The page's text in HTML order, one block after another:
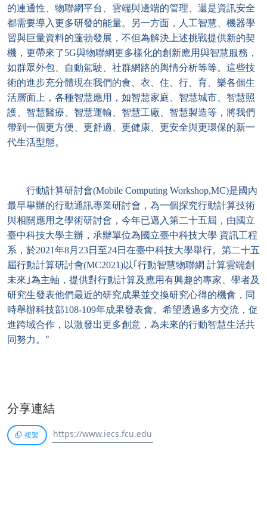
的連通性、物聯網平台、雲端與邊端的管理、還是資訊安全
都需要導入更多研發的能量。另一方面，人工智慧、機器學
習與巨量資料的蓬勃發展，不但為解決上述挑戰提供新的契
機，更帶來了5G與物聯網更多樣化的創新應用與智慧服務，
如群眾外包、自動駕駛、社群網路的輿情分析等等。這些技
術的進步充分體現在我們的食、衣、住、行、育、樂各個生
活層面上，各種智慧應用，如智慧家庭、智慧城市、智慧照
護、智慧醫療、智慧運輸、智慧工廠、智慧製造等，將我們
帶到一個更方便、更舒適、更健康、更安全與更環保的新一
代生活型態。
行動計算研討會(Mobile Computing Workshop,MC)是國內
最早舉辦的行動通訊專業研討會，為一個探究行動計算技術
與相關應用之學術研討會，今年已邁入第二十五屆，由國立
臺中科技大學主辦，承辦單位為國立臺中科技大學 資訊工程
系，於2021年8月23日至24日在臺中科技大學舉行。第二十五
屆行動計算研討會(MC2021)以｢行動智慧物聯網 計算雲端創
未來｣為主軸，提供對行動計算及應用有興趣的專家、學者及
研究生發表他們最近的研究成果並交換研究心得的機會，同
時舉辦科技部108-109年成果發表會。希望透過多方交流，促
進跨域合作，以激發出更多創意，為未來的行動智慧生活共
同努力。 ”
分享連結
複製